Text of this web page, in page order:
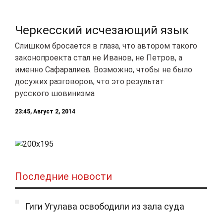
Черкесский исчезающий язык
​Слишком бросается в глаза, что автором такого
законопроекта стал не Иванов, не Петров, а
именно Сафаралиев. Возможно, чтобы не было
досужих разговоров, что это результат
русского шовинизма
23:45, Август 2, 2014
Последние новости
Гиги Угулава освободили из зала суда